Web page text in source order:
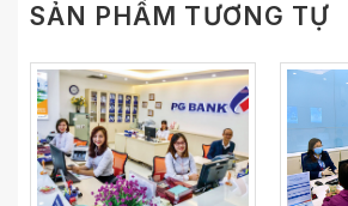
SẢN PHẨM TƯƠNG TỰ